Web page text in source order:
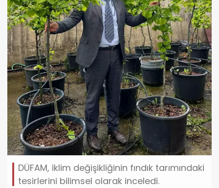
DÜFAM, iklim değişikliğinin fındık tarımındaki
tesirlerini bilimsel olarak inceledi.